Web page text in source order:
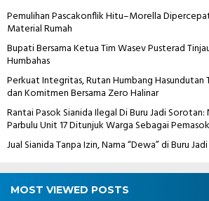
Pemulihan Pascakonflik Hitu–Morella
Material Rumah
Bupati Bersama Ketua Tim Wasev Pusterad
Humbahas
Perkuat Integritas, Rutan Humbang
dan Komitmen Bersama Zero Halinar
Rantai Pasok Sianida Ilegal Di Buru Jadi Sorotan:
Parbulu Unit 17 Ditunjuk Warga Sebagai Pemasok
Jual Sianida Tanpa Izin, Nama “Dewa” di Buru
MOST VIEWED POSTS